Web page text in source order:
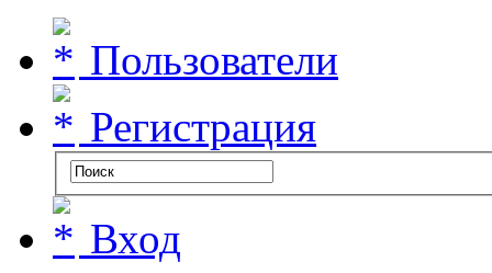
Пользователи
Регистрация
Вход